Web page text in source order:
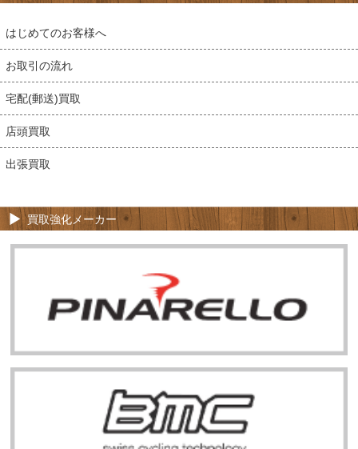
はじめてのお客様へ
お取引の流れ
宅配(郵送)買取
店頭買取
出張買取
買取強化メーカー